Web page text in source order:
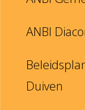
ANBI
Duiven